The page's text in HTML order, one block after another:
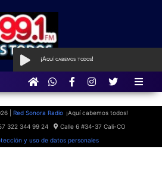
con Qué Programa tan
BOOM
¡Aquí cabemos todos!
| Red Sonora Radio ¡Aquí cabemos todos!
322 344 99 24
Calle 6 #34-37 Cali-CO
y uso de datos personales